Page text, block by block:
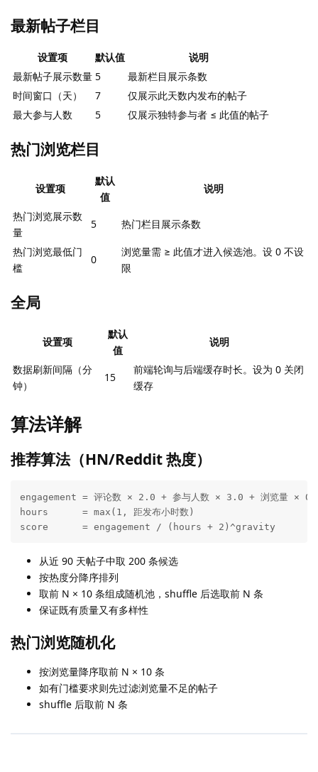
最新帖子栏目
设置项 默认值
说明
最新帖子展示数量 5
最新栏目展示条数
时间窗口（天）
7
仅展示此天数内发布的帖子
最大参与人数
5 仅展示独特参与者 ≤ 此值的帖子
热门浏览栏目
设置项
默认
值
说明
热门浏览展示数
量
5 热门栏目展示条数
热门浏览最低门
槛
0
浏览量需 ≥ 此值才进入候选池。设 0 不设
限
全局
设置项
默认
值
说明
数据刷新间隔（分
钟）
15
前端轮询与后端缓存时长。设为 0 关闭
缓存
算法详解
推荐算法（HN/Reddit 热度）
engagement = 评论数 × 2.0 + 参与人数 × 3.0 + 浏览量 ×
hours      = max(1, 距发布小时数)
score      = engagement / (hours + 2)^gravity
从近 90 天帖子中取 200 条候选
按热度分降序排列
取前 N × 10 条组成随机池，shuffle 后选取前 N 条
保证既有质量又有多样性
热门浏览随机化
按浏览量降序取前 N × 10 条
如有门槛要求则先过滤浏览量不足的帖子
shuffle 后取前 N 条